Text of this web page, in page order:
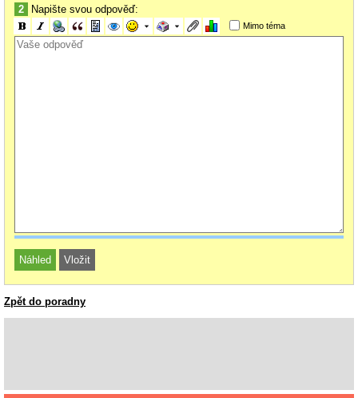
2 Napište svou odpověď:
Mimo téma
Zpět do poradny